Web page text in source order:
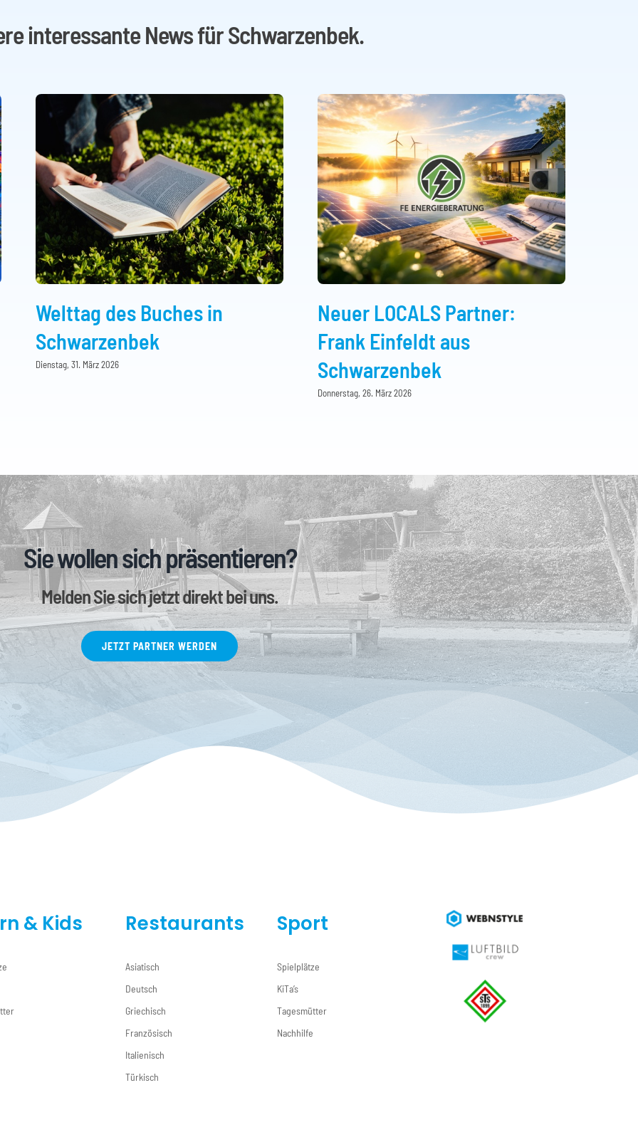
interessante News für Schwarzenbek.
Welttag des Buches in
Schwarzenbek
Dienstag, 31. März 2026
Neuer LOCALS Partner:
Frank Einfeldt aus
Schwarzenbek
Donnerstag, 26. März 2026
Sie wollen sich präsentieren?
Melden Sie sich jetzt direkt bei uns.
JETZT PARTNER WERDEN
& Kids Restaurants
Asiatisch
Deutsch
Griechisch
Französisch
Italienisch
Türkisch
Sport
Spielplätze
KiTa’s
Tagesmütter
Nachhilfe